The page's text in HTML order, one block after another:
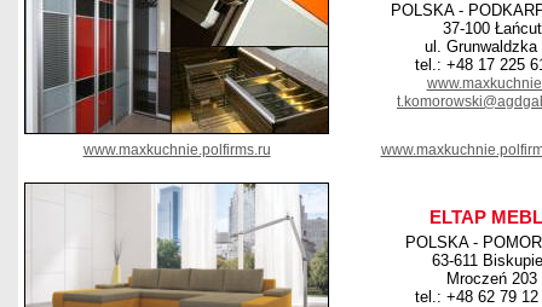
POLSKA -
37-100 Łańcut
ul. Grunwaldzka
tel.: +48 17 225
www.maxkuchnie.polfirms.ru
ELTAP
POLSKA -
63-611
Mroczeń 203
tel.: +48 62 79 12